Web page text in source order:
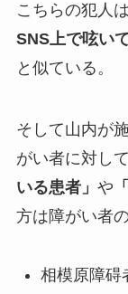
こちらの犯人
SNS上で呟い
と似ている。
そして山内が
がい者に対して
いる患者」 や
方は障がい者
相模原障碍